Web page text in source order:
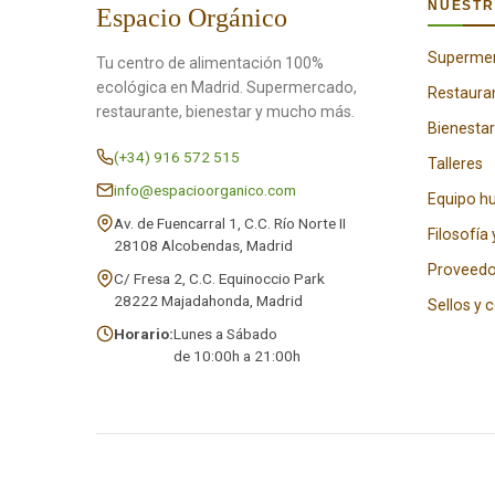
Espacio Orgánico
Tu centro de alimentación 100%
ecológica en Madrid. Supermercado,
restaurante, bienestar y mucho más.
(+34) 916 572 515
info@espacioorganico.com
Av. de Fuencarral 1, C.C. Río Norte II
28108 Alcobendas, Madrid
C/ Fresa 2, C.C. Equinoccio Park
28222 Majadahonda, Madrid
Horario:Lunes a Sábado
de 10:00h a 21:00h
Bienestar
Talleres
Equipo
Filosofía
Sellos y